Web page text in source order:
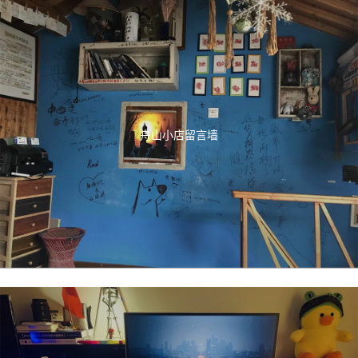
舟山小店留言墙